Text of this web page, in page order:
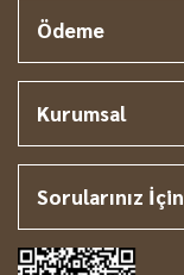
Ödeme
Kurumsal
Sorularınız İçin